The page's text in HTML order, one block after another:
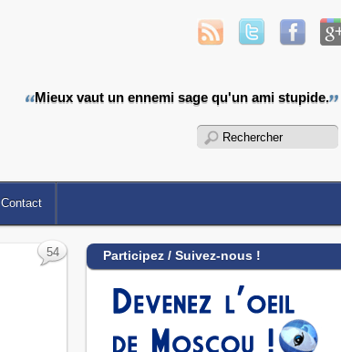
Mieux vaut un ennemi sage qu'un ami stupide.
Contact
54 Participez / Suivez-nous !